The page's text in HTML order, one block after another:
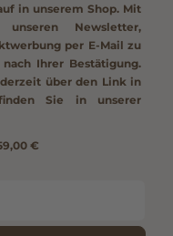
in unserem Shop. Mit
Newsletter,
per E-Mail zu
Ihrer Bestätigung.
über den Link in
Sie in unserer
€